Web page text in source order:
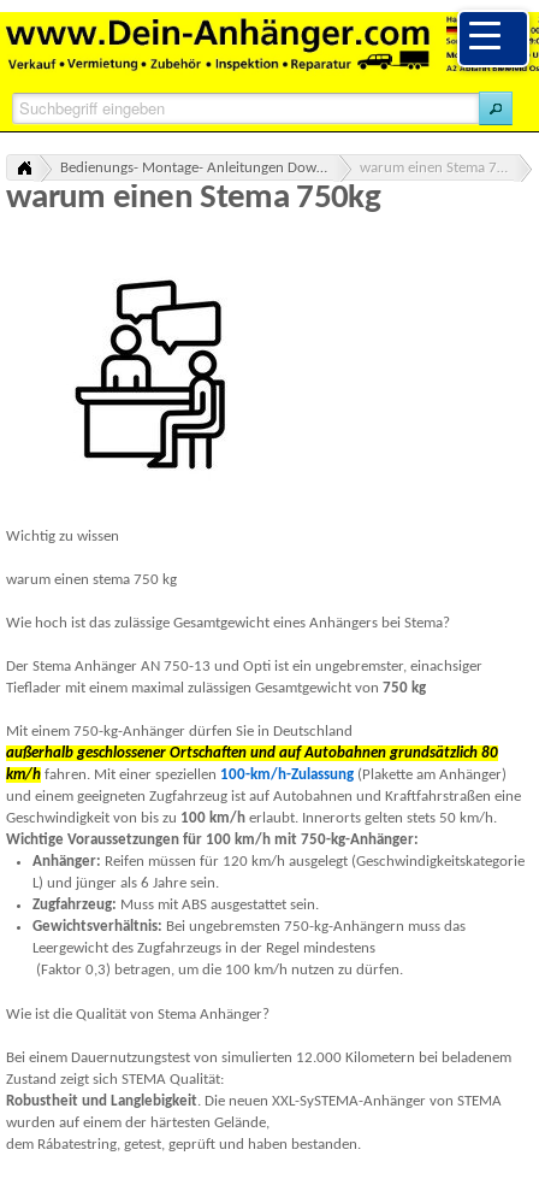
warum einen Stema 750kg
Wichtig zu wissen
warum einen stema 750 kg
Wie hoch ist das zulässige Gesamtgewicht eines Anhängers bei Stema?
Der Stema Anhänger AN 750-13 und Opti ist ein ungebremster, einachsiger
Tieflader mit einem maximal zulässigen Gesamtgewicht von 750 kg
Mit einem 750-kg-Anhänger dürfen Sie in Deutschland
außerhalb geschlossener Ortschaften und auf Autobahnen grundsätzlich 80
km/h fahren. Mit einer speziellen 100-km/h-Zulassung (Plakette am Anhänger)
und einem geeigneten Zugfahrzeug ist auf Autobahnen und Kraftfahrstraßen eine
Geschwindigkeit von bis zu 100 km/h erlaubt. Innerorts gelten stets 50 km/h.
Wichtige Voraussetzungen für 100 km/h mit 750-kg-Anhänger:
Anhänger: Reifen müssen für 120 km/h ausgelegt (Geschwindigkeitskategorie
L) und jünger als 6 Jahre sein.
Zugfahrzeug: Muss mit ABS ausgestattet sein.
Gewichtsverhältnis: Bei ungebremsten 750-kg-Anhängern muss das
Leergewicht des Zugfahrzeugs in der Regel mindestens
(Faktor 0,3) betragen, um die 100 km/h nutzen zu dürfen.
Wie ist die Qualität von Stema Anhänger?
Bei einem Dauernutzungstest von simulierten 12.000 Kilometern bei beladenem
Zustand zeigt sich STEMA Qualität:
Robustheit und Langlebigkeit. Die neuen XXL-SySTEMA-Anhänger von STEMA
wurden auf einem der härtesten Gelände,
dem Rábatestring, getest, geprüft und haben bestanden.